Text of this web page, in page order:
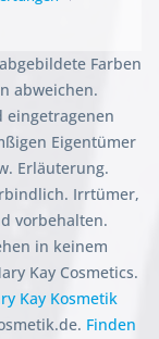
Farben
abweichen.
eingetragenen
Eigentümer
Erläuterung.
Irrtümer,
vorbehalten.
in keinem
Kay Cosmetics.
Kay Kosmetik
Finden